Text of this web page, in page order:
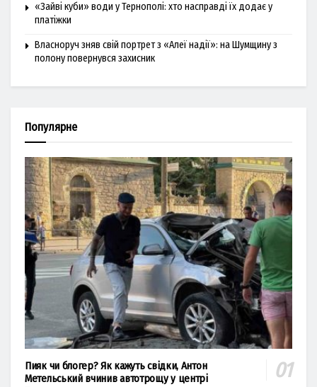
«Зайві куби» води у Тернополі: хто насправді їх додає у
платіжки
Власноруч зняв свій портрет з «Алеї надії»: на Шумщину з
полону повернувся захисник
Популярне
Пияк чи блогер? Як кажуть свідки, Антон
Метельський вчинив автотрощу у центрі